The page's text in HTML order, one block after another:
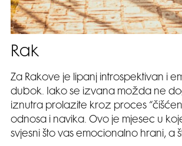
Rak
Za Rakove je lipanj introspektivan i
dubok. Iako se izvana možda ne
iznutra prolazite kroz proces
odnosa i navika. Ovo je mjesec u
svjesni što vas emocionalno hrani, a